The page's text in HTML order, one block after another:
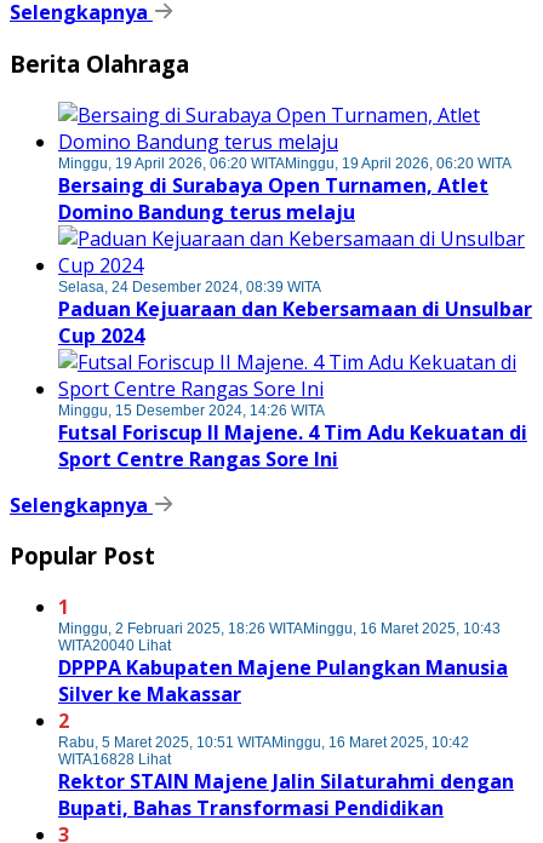
Selengkapnya
Berita Olahraga
Minggu, 19 April 2026, 06:20 WITAMinggu, 19 April 2026, 06:20 WITA
Bersaing di Surabaya Open Turnamen, Atlet
Domino Bandung terus melaju
Selasa, 24 Desember 2024, 08:39 WITA
Paduan Kejuaraan dan Kebersamaan di Unsulbar
Cup 2024
Minggu, 15 Desember 2024, 14:26 WITA
Futsal Foriscup II Majene. 4 Tim Adu Kekuatan di
Sport Centre Rangas Sore Ini
Selengkapnya
Popular Post
1
Minggu, 2 Februari 2025, 18:26 WITAMinggu, 16 Maret 2025, 10:43
WITA20040 Lihat
DPPPA Kabupaten Majene Pulangkan Manusia
Silver ke Makassar
2
Rabu, 5 Maret 2025, 10:51 WITAMinggu, 16 Maret 2025, 10:42
WITA16828 Lihat
Rektor STAIN Majene Jalin Silaturahmi dengan
Bupati, Bahas Transformasi Pendidikan
3